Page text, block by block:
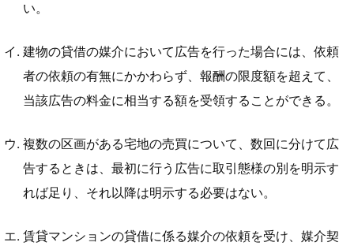
い。
建物の貸借の媒介において広告を行った場合には、依頼
者の依頼の有無にかかわらず、報酬の限度額を超えて、
当該広告の料金に相当する額を受領することができる。
複数の区画がある宅地の売買について、数回に分けて広
告するときは、最初に行う広告に取引態様の別を明示す
れば足り、それ以降は明示する必要はない。
賃貸マンションの貸借に係る媒介の依頼を受け、媒介契